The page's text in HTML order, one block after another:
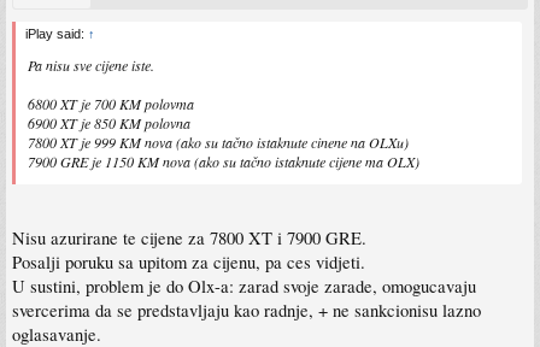
iPlay said: ↑
Pa nisu sve cijene iste.
6800 XT je 700 KM polovma
6900 XT je 850 KM polovna
7800 XT je 999 KM nova (ako su tačno istaknute cinene na OLXu)
7900 GRE je 1150 KM nova (ako su tačno istaknute cijene ma OLX)
Nisu azurirane te cijene za 7800 XT i 7900 GRE.
Posalji poruku sa upitom za cijenu, pa ces vidjeti.
U sustini, problem je do Olx-a: zarad svoje zarade, omogucavaju
svercerima da se predstavljaju kao radnje, + ne sankcionisu lazno
oglasavanje.